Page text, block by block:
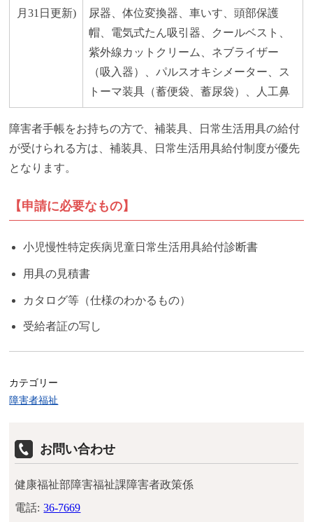
月31日更新)
尿器、体位変換器、車いす、頭部保護
帽、電気式たん吸引器、クールベスト、
紫外線カットクリーム、ネブライザー
（吸入器）、パルスオキシメーター、ス
トーマ装具（蓄便袋、蓄尿袋）、人工鼻
障害者手帳をお持ちの方で、補装具、日常生活用具の給付
が受けられる方は、補装具、日常生活用具給付制度が優先
となります。
【申請に必要なもの】
小児慢性特定疾病児童日常生活用具給付診断書
用具の見積書
カタログ等（仕様のわかるもの）
受給者証の写し
カテゴリー
障害者福祉
お問い合わせ
健康福祉部障害福祉課障害者政策係
電話: 36-7669